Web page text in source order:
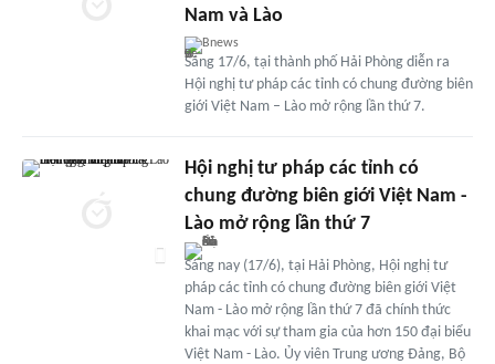
Nam và Lào
Bnews
Sáng 17/6, tại thành phố Hải Phòng diễn ra
Hội nghị tư pháp các tỉnh có chung đường biên
giới Việt Nam – Lào mở rộng lần thứ 7.
Hội nghị tư pháp các tỉnh có
chung đường biên giới Việt Nam -
Lào mở rộng lần thứ 7
Sáng nay (17/6), tại Hải Phòng, Hội nghị tư
pháp các tỉnh có chung đường biên giới Việt
Nam - Lào mở rộng lần thứ 7 đã chính thức
khai mạc với sự tham gia của hơn 150 đại biểu
Việt Nam - Lào. Ủy viên Trung ương Đảng, Bộ